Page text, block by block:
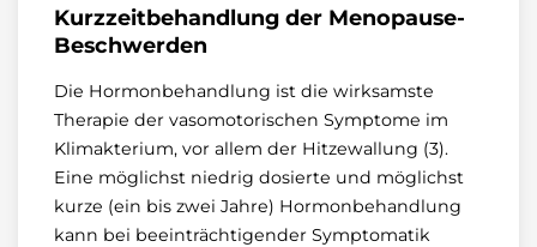
Kurzzeitbehandlung der Menopause-
Beschwerden
Die Hormonbehandlung ist die wirksamste
Therapie der vasomotorischen Symptome im
Klimakterium, vor allem der Hitzewallung (3).
Eine möglichst niedrig dosierte und möglichst
kurze (ein bis zwei Jahre) Hormonbehandlung
kann bei beeinträchtigender Symptomatik